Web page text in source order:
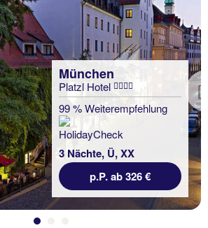
München
Platzl Hotel
99 % Weiterempfehlung
3 Nächte, Ü, XX
p.P. ab 326 €